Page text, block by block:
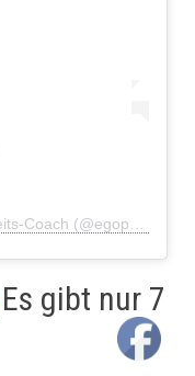
Es gibt nur 7